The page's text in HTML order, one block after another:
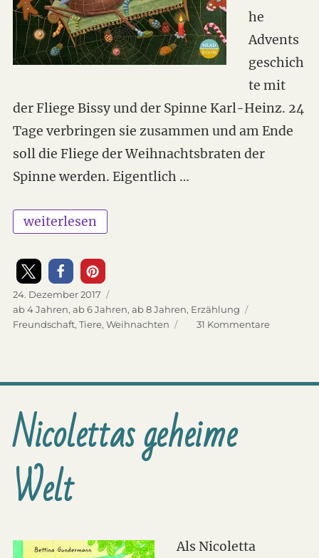
he
Advents
geschich
te mit
der Fliege Bissy und der Spinne Karl-Heinz. 24
Tage verbringen sie zusammen und am Ende
soll die Fliege der Weihnachtsbraten der
Spinne werden. Eigentlich …
„Du spinnst wohl – Eine außergewöhnliche
weiterlesen
Veröffentlicht
am
24. Dezember 2017
Kategorien
ab 4 Jahren, ab 6 Jahren, ab 8 Jahren, Erzählung
Schlagwörter
Freundschaft, Tiere, Weihnachten 31 Kommentarezu
–
Nicolettas geheime
Welt
Als Nicoletta